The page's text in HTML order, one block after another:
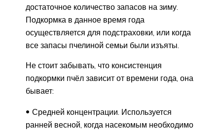
достаточное количество запасов на зиму.
Подкормка в данное время года
осуществляется для подстраховки, или когда
все запасы пчелиной семьи были изъяты.
Не стоит забывать, что консистенция
подкормки пчёл зависит от времени года, она
бывает:
Средней концентрации. Используется
ранней весной, когда насекомым необходимо